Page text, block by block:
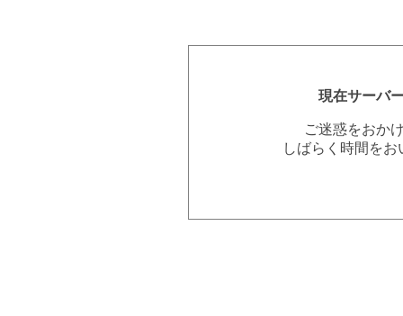
現在サーバ
ご迷惑をおか
しばらく時間を